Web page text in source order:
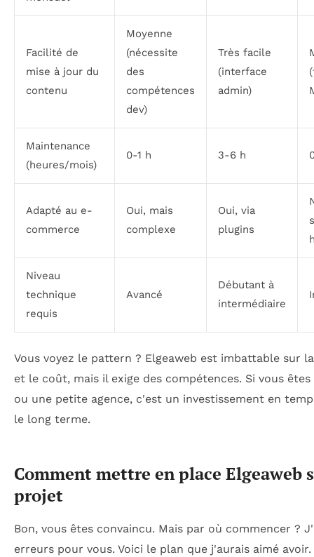
Facilité de
mise à jour du
contenu
Moyenne
(nécessite
des
compétences
dev)
Très facile
(interface
admin)
Maintenance
(heures/mois)
0-1 h 3-6 h
Adapté au e-
commerce
Oui, mais
complexe
Oui, via
plugins
Niveau
technique
requis
Avancé
Débutant à
intermédiaire
Vous voyez le pattern ? Elgeaweb est imbattable sur
et le coût, mais il exige des compétences. Si vous
ou une petite agence, c'est un investissement en
le long terme.
Comment mettre en place Elgeaweb
projet
Bon, vous êtes convaincu. Mais par où commencer ?
erreurs pour vous. Voici le plan que j'aurais aimé avoir.